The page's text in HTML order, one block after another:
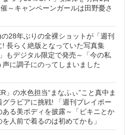
～キャンペーンガールは田野憂さ
28年ぶりの全裸ショットが「週刊
! 長らく絶版となっていた写真集
もデジタル限定で発売～「今の私
声に調子にのってしまいました
」の水色担当“まなふぃ”こと真中ま
グラビアに挑戦! 「週刊プレイボー
ある美ボディを披露～「ビキニとか
人前で着るのは初めてかも」